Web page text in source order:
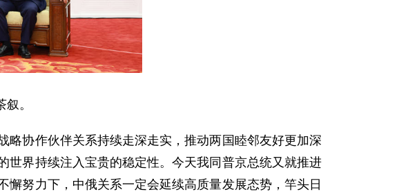
。
协作伙伴关系持续走深走实，推动两国睦邻友好更加深
世界持续注入宝贵的稳定性。今天我同普京总统又就推进
努力下，中俄关系一定会延续高质量发展态势，竿头日